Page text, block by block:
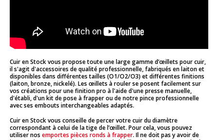
Cuir en Stock vous propose toute une large gamme d’œillets pour cuir,
il s'agit d'accessoires de qualité professionnelle, fabriqués en laiton et
disponibles dans différentes tailles (O1/O2/O3) et différentes finitions
(laiton, bronze, nickelé). Les œillets à rouler se posent facilement sur
vos créations pour une finition pro à l'aide d'une presse manuelle,
d'établi, d'un kit de pose à frapper ou de notre pince professionnelle
avec ses embouts interchangeables adaptés.
Cuir en Stock vous conseille de percer votre cuir du diamètre
correspondant à celui de la tige de l’œillet. Pour cela, vous pouvez
utiliser nos emportes pièces ronds à frapper. Il ne doit pas y avoir de